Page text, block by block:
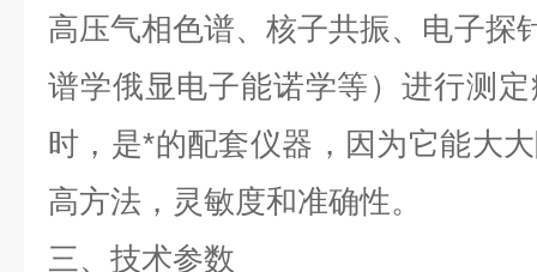
高压气相色谱、核子共振、电子探
谱学俄显电子能诺学等）进行测
时，是*的配套仪器，因为它能大
高方法，灵敏度和准确性。
三、技术参数